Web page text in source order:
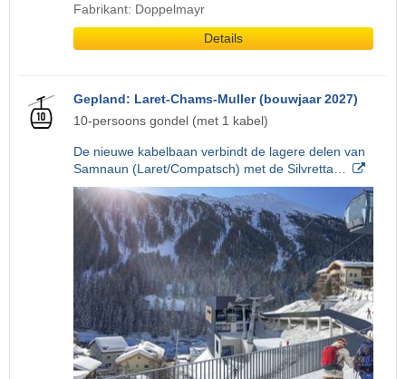
Fabrikant: Doppelmayr
Details
Gepland: Laret-Chams-Muller (bouwjaar 2027)
10-persoons gondel (met 1 kabel)
De nieuwe kabelbaan verbindt de lagere delen van
Samnaun (Laret/Compatsch) met de Silvretta…